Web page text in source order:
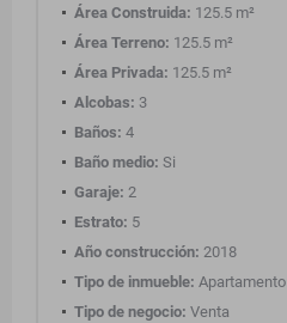
Área Construida: 125.5 m²
Área Terreno: 125.5 m²
Área Privada: 125.5 m²
Alcobas: 3
Baños: 4
Baño medio: Si
Garaje: 2
Estrato: 5
Año construcción: 2018
Tipo de inmueble: Apartamento
Tipo de negocio: Venta